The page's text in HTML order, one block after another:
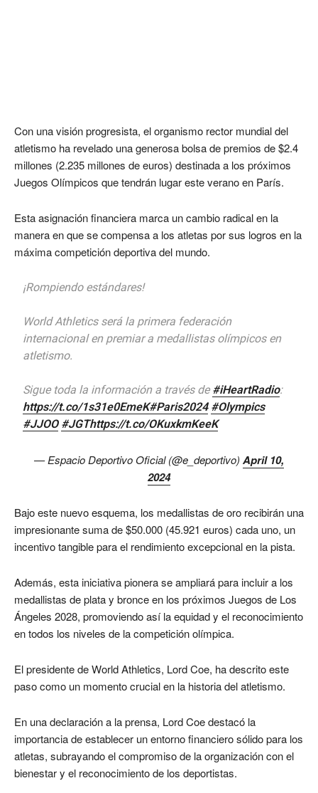
Con una visión progresista, el organismo rector mundial del
atletismo ha revelado una generosa bolsa de premios de $2.4
millones (2.235 millones de euros) destinada a los próximos
Juegos Olímpicos que tendrán lugar este verano en París.
Esta asignación financiera marca un cambio radical en la
manera en que se compensa a los atletas por sus logros en la
máxima competición deportiva del mundo.
¡Rompiendo estándares!
World Athletics será la primera federación
internacional en premiar a medallistas olímpicos en
atletismo.
Sigue toda la información a través de #iHeartRadio:
https://t.co/1s31e0EmeK#Paris2024 #Olympics
#JJOO #JGThttps://t.co/OKuxkmKeeK
— Espacio Deportivo Oficial (@e_deportivo) April 10,
2024
Bajo este nuevo esquema, los medallistas de oro recibirán una
impresionante suma de $50.000 (45.921 euros) cada uno, un
incentivo tangible para el rendimiento excepcional en la pista.
Además, esta iniciativa pionera se ampliará para incluir a los
medallistas de plata y bronce en los próximos Juegos de Los
Ángeles 2028, promoviendo así la equidad y el reconocimiento
en todos los niveles de la competición olímpica.
El presidente de World Athletics, Lord Coe, ha descrito este
paso como un momento crucial en la historia del atletismo.
En una declaración a la prensa, Lord Coe destacó la
importancia de establecer un entorno financiero sólido para los
atletas, subrayando el compromiso de la organización con el
bienestar y el reconocimiento de los deportistas.